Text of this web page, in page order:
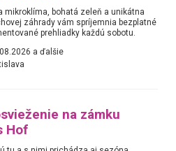
mikroklíma, bohatá zeleň a unikátna
záhrady vám spríjemnia bezplatné
prehliadky každú sobotu.
a ďalšie
na zámku
Hof